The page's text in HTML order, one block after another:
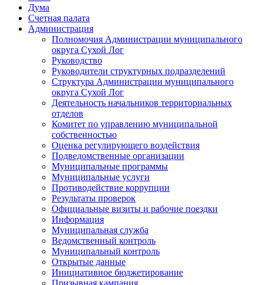
Дума
Счетная палата
Администрация
Полномочия Администрации муниципального
округа Сухой Лог
Руководство
Руководители структурных подразделений
Структура Администрации муниципального
округа Сухой Лог
Деятельность начальников территориальных
отделов
Комитет по управлению муниципальной
собственностью
Оценка регулирующего воздействия
Подведомственные организации
Муниципальные программы
Муниципальные услуги
Противодействие коррупции
Результаты проверок
Официальные визиты и рабочие поездки
Информация
Муниципальная служба
Ведомственный контроль
Муниципальный контроль
Открытые данные
Инициативное бюджетирование
Призывная кампания